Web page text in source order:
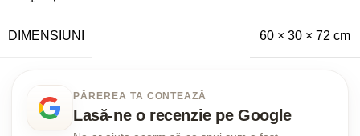
DIMENSIUNI 60 × 30 × 72 cm
PĂREREA TA CONTEAZĂ
Lasă-ne o recenzie pe Google